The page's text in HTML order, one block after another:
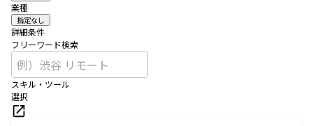
業種
指定なし
詳細条件
フリーワード検索
スキル・ツール
選択